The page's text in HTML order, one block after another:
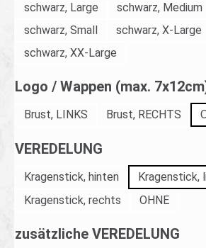
schwarz, Large
schwarz, Medium
schwarz, Small
schwarz, X-Large
schwarz, XX-Large
Logo / Wappen (max.
Brust, LINKS Brust, RECHTS
VEREDELUNG
Kragenstick, hinten
Kragenstick,
Kragenstick, rechts
OHNE
zusätzliche VEREDELUNG